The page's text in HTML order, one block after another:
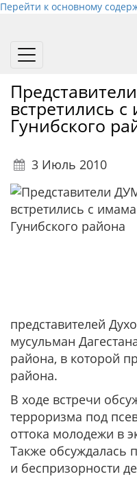
Перейти к основному
Toggle
встретились
Гунибского
3 Июль 2010
представителей
мусульман
района, в которой
района.
В ходе встречи
терроризма под
оттока молодежи в
Также обсуждалась
и беспризорности